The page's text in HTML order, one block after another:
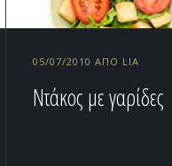
05/07/2010 ΑΠΌ LIA
Ντάκος με γαρίδες